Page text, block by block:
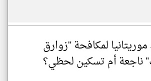
لمكافحة "زوارق
ناجعة أم تسكين لحظي؟